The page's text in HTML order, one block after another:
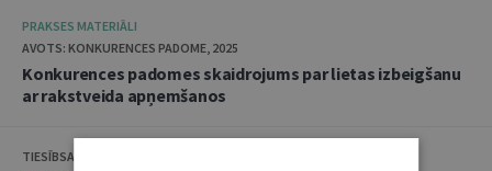
PRAKSES MATERIĀLI
AVOTS: KONKURENCES PADOME, 2025
Konkurences padomes skaidrojums par lietas izbeigšanu
ar rakstveida apņemšanos
TIESĪBSARGA BIROJS, DATU VALSTS INSPEKCIJA